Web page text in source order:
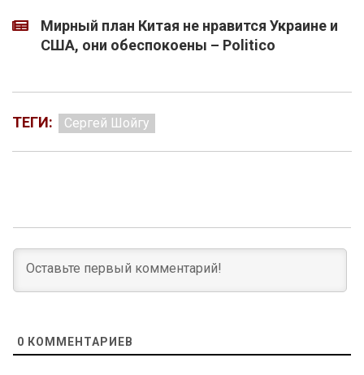
Мирный план Китая не нравится Украине и
США, они обеспокоены – Politico
ТЕГИ: Сергей Шойгу
0 КОММЕНТАРИЕВ